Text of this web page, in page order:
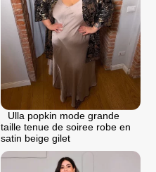
Ulla popkin mode grande
taille tenue de soiree robe en
satin beige gilet